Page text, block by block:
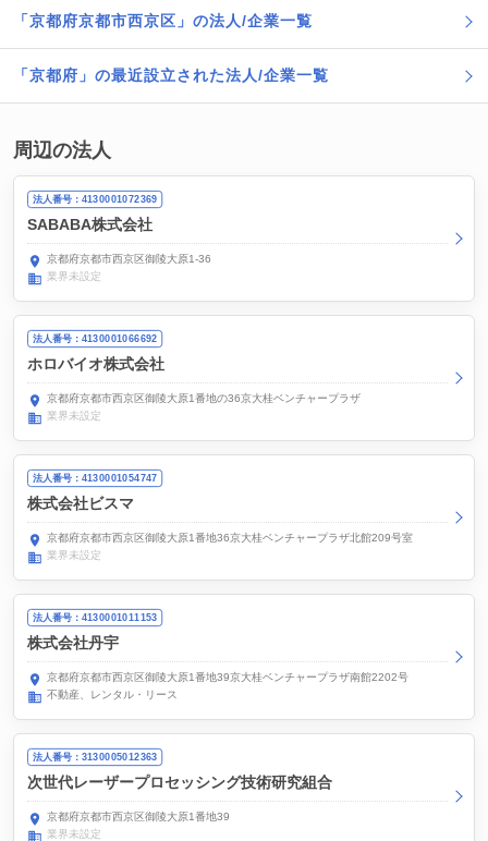
「京都府京都市西京区」の法人/企業一覧
「京都府」の最近設立された法人/企業一覧
周辺の法人
法人番号：4130001072369
SABABA株式会社
京都府京都市西京区御陵大原1-36
業界未設定
法人番号：4130001066692
ホロバイオ株式会社
京都府京都市西京区御陵大原1番地の36京大桂ベンチャープラザ
業界未設定
法人番号：4130001054747
株式会社ビスマ
京都府京都市西京区御陵大原1番地36京大桂ベンチャープラザ北館209号室
業界未設定
法人番号：4130001011153
株式会社丹宇
京都府京都市西京区御陵大原1番地39京大桂ベンチャープラザ南館2202号
不動産、レンタル・リース
法人番号：3130005012363
次世代レーザープロセッシング技術研究組合
京都府京都市西京区御陵大原1番地39
業界未設定